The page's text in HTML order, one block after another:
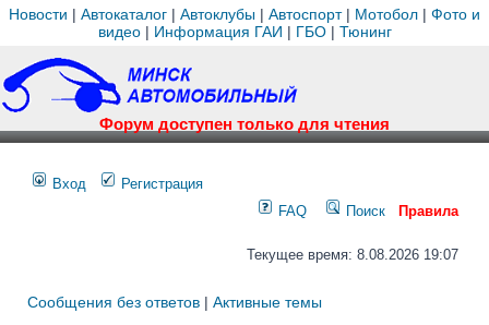
Новости | Автокаталог | Автоклубы | Автоспорт| Мотобол | Фото и
видео| Информация ГАИ | ГБО| Тюнинг
Форум доступен только для чтения
Вход
Регистрация
FAQ
Поиск Правила
Текущее время: 8.08.2026 19:07
Сообщения без ответов | Активные темы